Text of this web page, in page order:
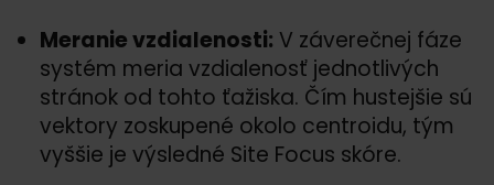
Meranie vzdialenosti: V záverečnej fáze
systém meria vzdialenosť jednotlivých
stránok od tohto ťažiska. Čím hustejšie sú
vektory zoskupené okolo centroidu, tým
vyššie je výsledné Site Focus skóre.